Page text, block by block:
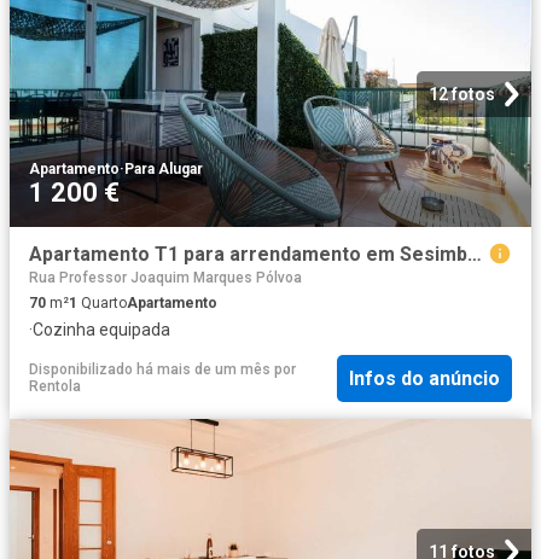
12 fotos
Apartamento·Para Alugar
1 200 €
Apartamento T1 para arrendamento em Sesimbra, Lisboa
Rua Professor Joaquim Marques Pólvoa
70 m²1 QuartoApartamento
·Cozinha equipada
Disponibilizado há mais de um mês por
Rentola
Infos do anúncio
11 fotos